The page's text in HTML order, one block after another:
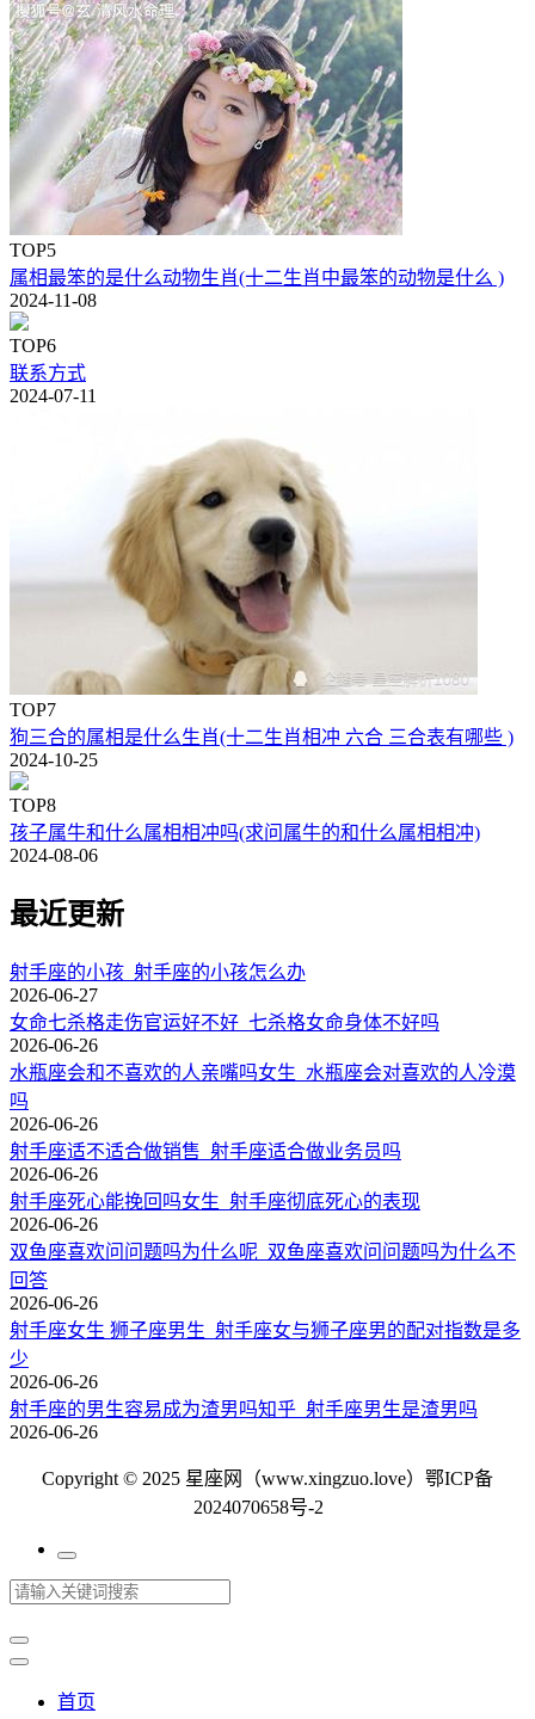
TOP5
属相最笨的是什么动物生肖(十二生肖中最笨的动物是什么 )
2024-11-08
TOP6
联系方式
2024-07-11
TOP7
狗三合的属相是什么生肖(十二生肖相冲 六合 三合表有哪些 )
2024-10-25
TOP8
孩子属牛和什么属相相冲吗(求问属牛的和什么属相相冲)
2024-08-06
最近更新
射手座的小孩_射手座的小孩怎么办
2026-06-27
女命七杀格走伤官运好不好_七杀格女命身体不好吗
2026-06-26
水瓶座会和不喜欢的人亲嘴吗女生_水瓶座会对喜欢的人冷漠
吗
2026-06-26
射手座适不适合做销售_射手座适合做业务员吗
2026-06-26
射手座死心能挽回吗女生_射手座彻底死心的表现
2026-06-26
双鱼座喜欢问问题吗为什么呢_双鱼座喜欢问问题吗为什么不
回答
2026-06-26
射手座女生 狮子座男生_射手座女与狮子座男的配对指数是多
少
2026-06-26
射手座的男生容易成为渣男吗知乎_射手座男生是渣男吗
2026-06-26
Copyright © 2025 星座网（www.xingzuo.love） 鄂ICP备
2024070658号-2
首页